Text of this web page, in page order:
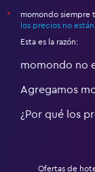
*
momondo siempre
los precios no
Esta es la razón:
momondo no
Agregamos
¿Por qué los
Ofertas de